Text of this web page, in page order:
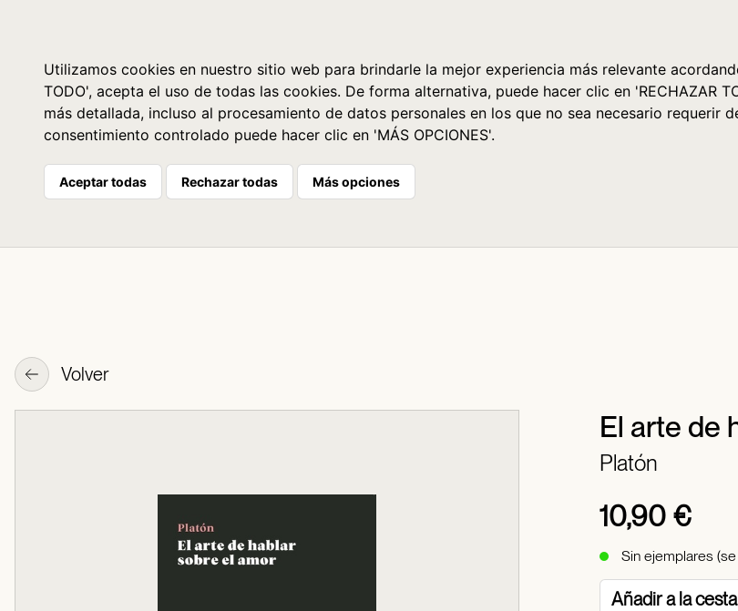
Utilizamos cookies en nuestro sitio web para brindarle la mejor experiencia más relevante
TODO', acepta el uso de todas las cookies. De forma alternativa, puede hacer clic en 'RECHAZAR
más detallada, incluso al procesamiento de datos personales en los que no sea necesario requerir
consentimiento controlado puede hacer clic en 'MÁS OPCIONES'.
Aceptar todas Rechazar todas Más opciones
Volver
El arte de
Platón
10,90 €
Sin ejemplares
Añadir a la cesta